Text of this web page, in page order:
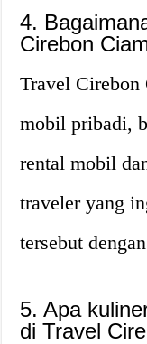
4.
Cirebon
Travel Cirebon
mobil pribadi,
rental mobil
traveler yang
tersebut
5. Apa
di Travel